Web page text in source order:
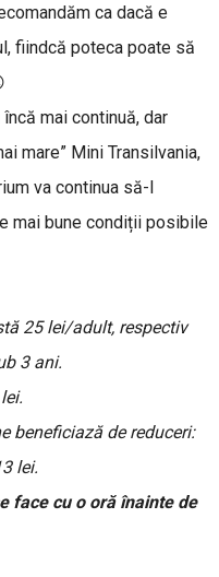
ca dacă e
fiindcă poteca poate să
mai continuă, dar
mare” Mini Transilvania,
va continua să-l
mai bune condiții posibile
25 lei/adult, respectiv
3 ani.
beneficiază de reduceri:
lei.
face cu o oră înainte de